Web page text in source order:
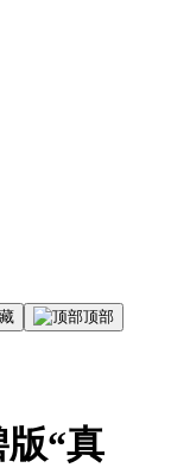
顶部
版“真